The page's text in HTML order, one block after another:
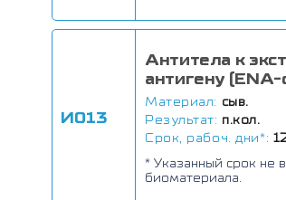
И013
Антитела к
антигену (ENA-
Материал: сыв.
Результат: п.кол.
Срок, рабоч. дни*:
* Указанный срок не
биоматериала.